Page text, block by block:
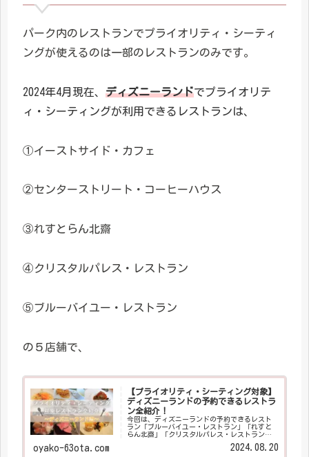
パーク内のレストランでプライオリティ・シーティ
ングが使えるのは一部のレストランのみです。
2024年4月現在、 ディズニーランドでプライオリテ
ィ・シーティングが利用できるレストランは、
①イーストサイド・カフェ
②センターストリート・コーヒーハウス
③れすとらん北齋
④クリスタルパレス・レストラン
⑤ブルーバイユー・レストラン
の５店舗で、
【プライオリティ・シーティング対象】
ディズニーランドの予約できるレストラ
ン全紹介！
今回は、ディズニーランドの予約できるレスト
ラン「ブルーバイユー・レストラン」「れすと
らん北齋」「クリスタルパレス・レストラン」
ーストサイド・カフェ」をご紹介します！ 私た
oyako-63ota.com 2024.08.20